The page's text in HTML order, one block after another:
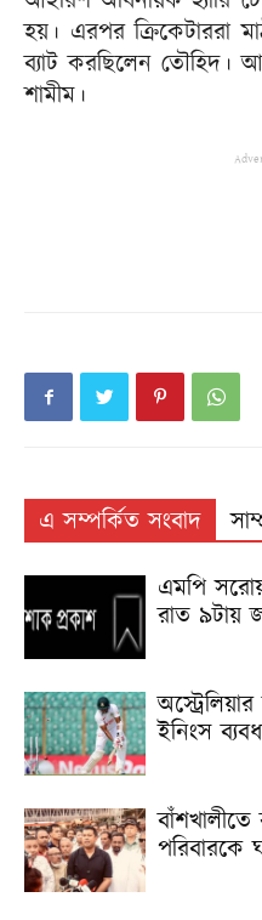
হয়। এরপর ক্রিকেটাররা
ব্যাট করছিলেন তৌহিদ।
শামীম।
এ সম্পর্কিত সংবাদ
এমপি
রাত ৯টায়
ইনিংস
পরিবারকে